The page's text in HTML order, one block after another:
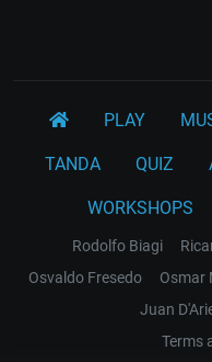
PLAY
TANDA QUIZ
WORKSHOPS
Rodolfo Biagi
Osvaldo Fresedo
Osmar
Juan
Terms